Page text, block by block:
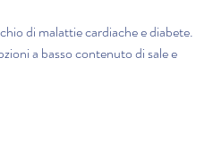
di malattie cardiache e diabete.
a basso contenuto di sale e